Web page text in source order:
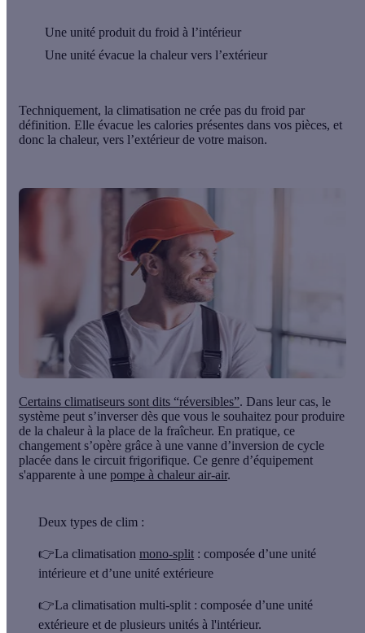
Une unité produit du froid à l’intérieur
Une unité évacue la chaleur vers l’extérieur
Techniquement, la climatisation ne crée pas du froid par
définition. Elle évacue les calories présentes dans vos pièces, et
donc la chaleur, vers l’extérieur de votre maison.
Certains climatiseurs sont dits “réversibles”. Dans leur cas, le
système peut s’inverser dès que vous le souhaitez pour produire
de la chaleur à la place de la fraîcheur. En pratique, ce
changement s’opère grâce à une vanne d’inversion de cycle
placée dans le circuit frigorifique. Ce genre d’équipement
s'apparente à une pompe à chaleur air-air.
Deux types de clim :
👉La climatisation mono-split : composée d’une unité
intérieure et d’une unité extérieure
👉La climatisation multi-split : composée d’une unité
extérieure et de plusieurs unités à l'intérieur.